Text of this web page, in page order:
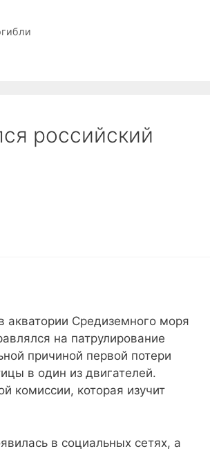
российский
акватории Средиземного моря
на патрулирование
причиной первой потери
в один из двигателей.
комиссии, которая изучит
в социальных сетях, а